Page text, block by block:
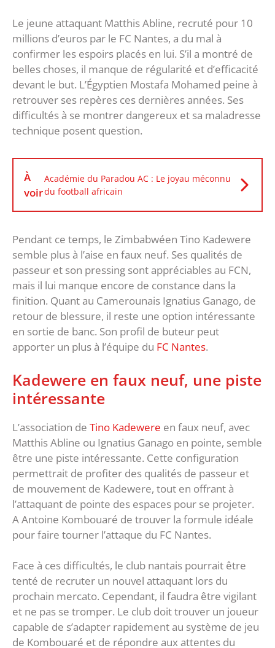
Le jeune attaquant Matthis Abline, recruté pour 10
millions d’euros par le FC Nantes, a du mal à
confirmer les espoirs placés en lui. S’il a montré de
belles choses, il manque de régularité et d’efficacité
devant le but. L’Égyptien Mostafa Mohamed peine à
retrouver ses repères ces dernières années. Ses
difficultés à se montrer dangereux et sa maladresse
technique posent question.
À
voir
Académie du Paradou AC : Le joyau méconnu
du football africain
Pendant ce temps, le Zimbabwéen Tino Kadewere
semble plus à l’aise en faux neuf. Ses qualités de
passeur et son pressing sont appréciables au FCN,
mais il lui manque encore de constance dans la
finition. Quant au Camerounais Ignatius Ganago, de
retour de blessure, il reste une option intéressante
en sortie de banc. Son profil de buteur peut
apporter un plus à l’équipe du FC Nantes.
Kadewere en faux neuf, une piste
intéressante
L’association de Tino Kadewere en faux neuf, avec
Matthis Abline ou Ignatius Ganago en pointe, semble
être une piste intéressante. Cette configuration
permettrait de profiter des qualités de passeur et
de mouvement de Kadewere, tout en offrant à
l’attaquant de pointe des espaces pour se projeter.
A Antoine Kombouaré de trouver la formule idéale
pour faire tourner l’attaque du FC Nantes.
Face à ces difficultés, le club nantais pourrait être
tenté de recruter un nouvel attaquant lors du
prochain mercato. Cependant, il faudra être vigilant
et ne pas se tromper. Le club doit trouver un joueur
capable de s’adapter rapidement au système de jeu
de Kombouaré et de répondre aux attentes du